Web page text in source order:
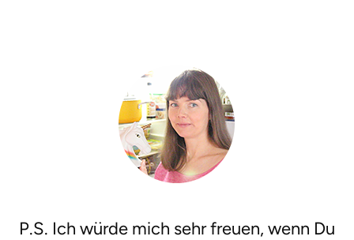
P.S. Ich würde mich sehr freuen, wenn Du